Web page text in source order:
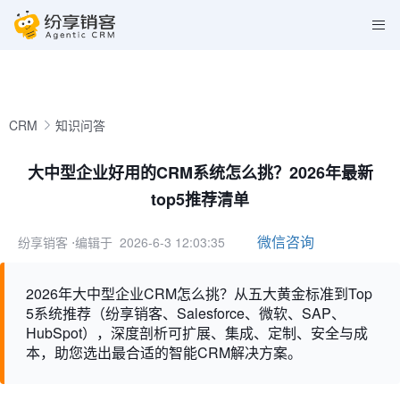
CRM 知识问答
大中型企业好用的CRM系统怎么挑？2026年最新
top5推荐清单
纷享销客 ⋅编辑于 2026-6-3 12:03:35 微信咨询
2026年大中型企业CRM怎么挑？从五大黄金标准到Top
5系统推荐（纷享销客、Salesforce、微软、SAP、
HubSpot），深度剖析可扩展、集成、定制、安全与成
本，助您选出最合适的智能CRM解决方案。